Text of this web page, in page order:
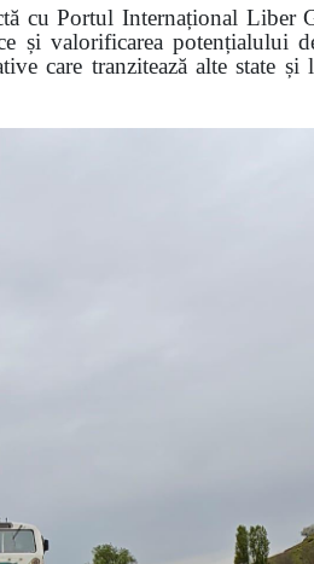
cu Portul Internațional Liber
și valorificarea
care tranzitează alte state